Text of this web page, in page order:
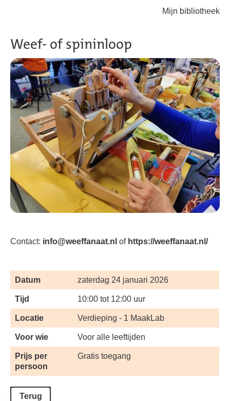
Mijn bibliotheek
Weef- of spininloop
Contact: info@weeffanaat.nl of https://weeffanaat.nl/
Datum zaterdag 24 januari 2026
Tijd 10:00 tot 12:00 uur
Locatie Verdieping - 1 MaakLab
Voor wie Voor alle leeftijden
Prijs per
persoon
Gratis toegang
Terug